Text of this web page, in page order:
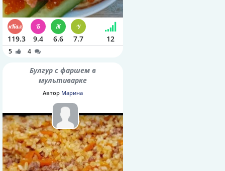
119.3 9.4 6.6 7.7 12
5 4
Булгур с фаршем в
мультиварке
Автор Марина